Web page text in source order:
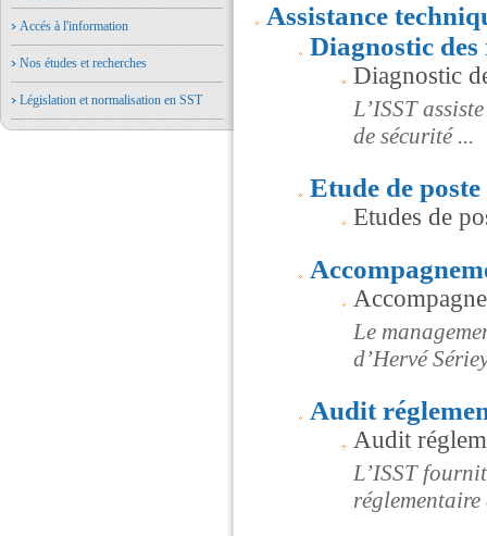
Accés à l'information
Nos études et recherches
Législation et normalisation en SST
Assistance
Diagnostic
Diagnostic
L’ISST
de sécurité ...
Etude de
Etudes de
Le
d’Hervé
Audit
Audit
L’ISST
réglementaire